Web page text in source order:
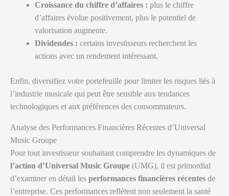
Croissance du chiffre d’affaires : plus le chiffre
d’affaires évolue positivement, plus le potentiel de
valorisation augmente.
Dividendes : certains investisseurs recherchent les
actions avec un rendement intéressant.
Enfin, diversifiez votre portefeuille pour limiter les risques liés à
l’industrie musicale qui peut être sensible aux tendances
technologiques et aux préférences des consommateurs.
Analyse des Performances Financières Récentes d’Universal
Music Groupe
Pour tout investisseur souhaitant comprendre les dynamiques de
l’action d’Universal Music Groupe (UMG), il est primordial
d’examiner en détail les performances financières récentes de
l’entreprise. Ces performances reflètent non seulement la santé